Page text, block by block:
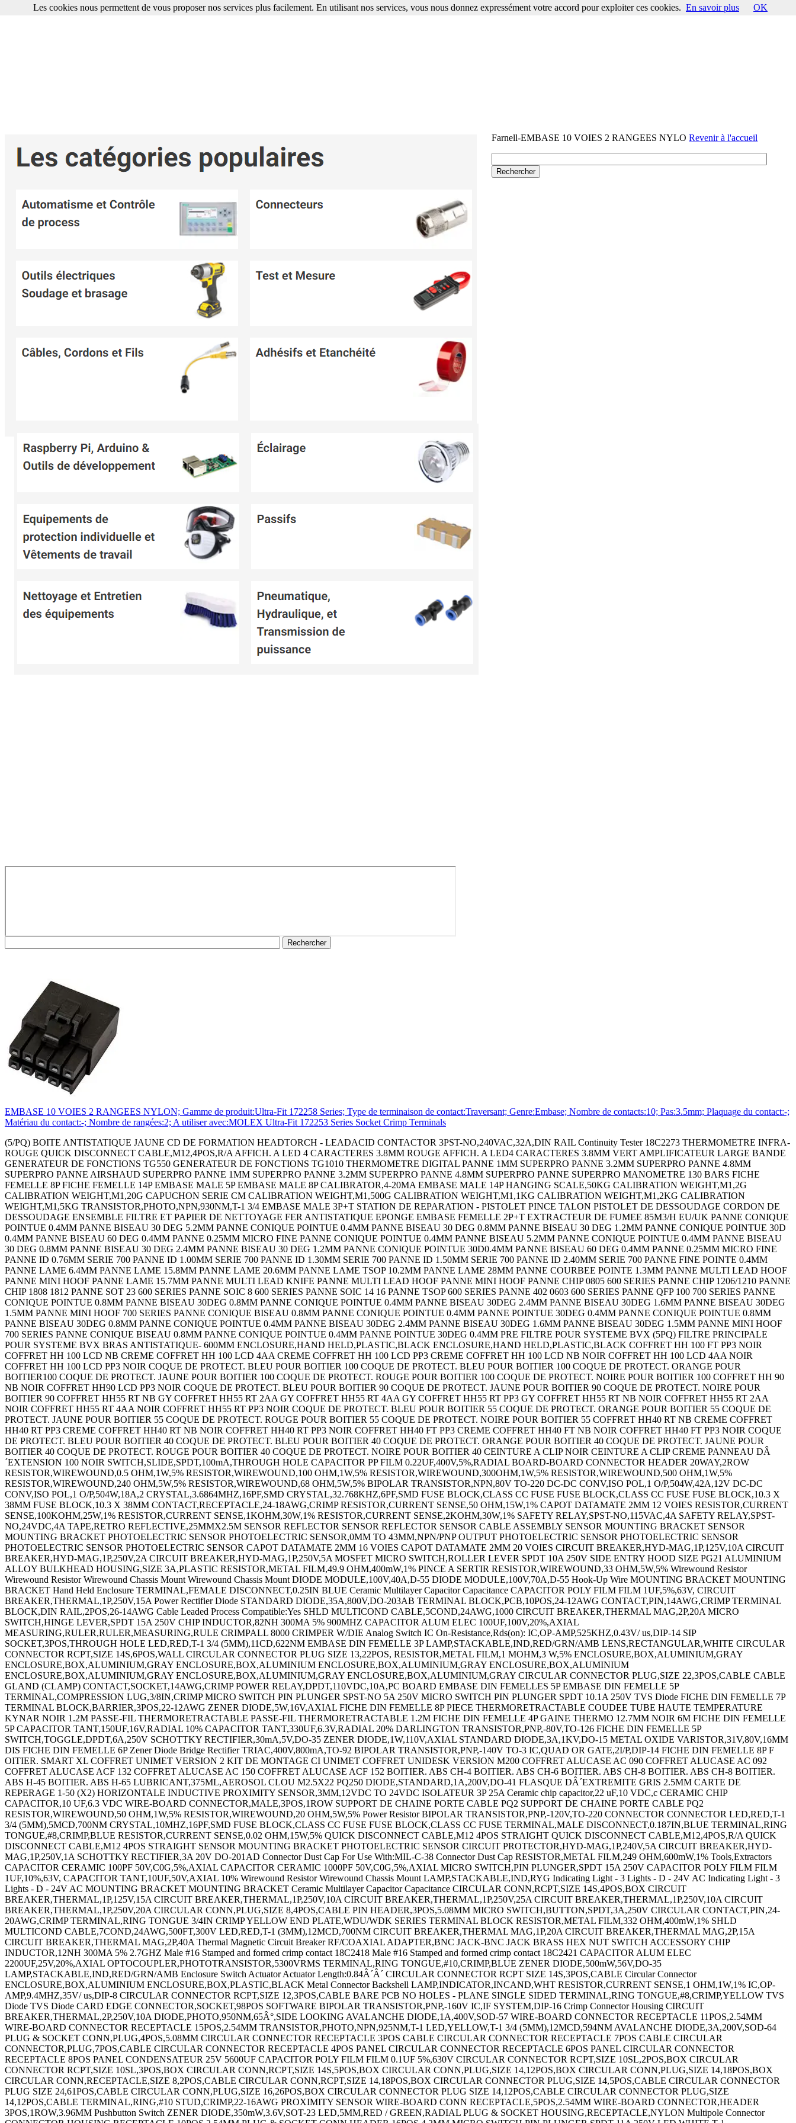
Farnell-EMBASE 10 VOIES 2 RANGEES NYLORevenir à l'accueil
EMBASE 10 VOIES 2 RANGEES NYLON; Gamme de produit:Ultra-Fit 172258 Series; Type de terminaison de contact:Traversant; Genre:Embase; Nombre de contacts:10; Pas:3.5mm; Plaquage du contact:-;
Matériau du contact:-; Nombre de rangées:2; A utiliser avec:MOLEX Ultra-Fit 172253 Series Socket Crimp Terminals
(5/PQ) BOITE ANTISTATIQUE JAUNE CD DE FORMATION HEADTORCH - LEADACID CONTACTOR 3PST-NO,240VAC,32A,DIN RAIL Continuity Tester 18C2273 THERMOMETRE INFRA-
ROUGE QUICK DISCONNECT CABLE,M12,4POS,R/A AFFICH. A LED 4 CARACTERES 3.8MM ROUGE AFFICH. A LED4 CARACTERES 3.8MM VERT AMPLIFICATEUR LARGE BANDE
GENERATEUR DE FONCTIONS TG550 GENERATEUR DE FONCTIONS TG1010 THERMOMETRE DIGITAL PANNE 1MM SUPERPRO PANNE 3.2MM SUPERPRO PANNE 4.8MM
SUPERPRO PANNE AIRSHAUD SUPERPRO PANNE 1MM SUPERPRO PANNE 3.2MM SUPERPRO PANNE 4.8MM SUPERPRO PANNE SUPERPRO MANOMETRE 130 BARS FICHE
FEMELLE 8P FICHE FEMELLE 14P EMBASE MALE 5P EMBASE MALE 8P CALIBRATOR,4-20MA EMBASE MALE 14P HANGING SCALE,50KG CALIBRATION WEIGHT,M1,2G
CALIBRATION WEIGHT,M1,20G CAPUCHON SERIE CM CALIBRATION WEIGHT,M1,500G CALIBRATION WEIGHT,M1,1KG CALIBRATION WEIGHT,M1,2KG CALIBRATION
WEIGHT,M1,5KG TRANSISTOR,PHOTO,NPN,930NM,T-1 3/4 EMBASE MALE 3P+T STATION DE REPARATION - PISTOLET PINCE TALON PISTOLET DE DESSOUDAGE CORDON DE
DESSOUDAGE ENSEMBLE FILTRE ET PAPIER DE NETTOYAGE FER ANTISTATIQUE EPONGE EMBASE FEMELLE 2P+T EXTRACTEUR DE FUMEE 85M3/H EU/UK PANNE CONIQUE
POINTUE 0.4MM PANNE BISEAU 30 DEG 5.2MM PANNE CONIQUE POINTUE 0.4MM PANNE BISEAU 30 DEG 0.8MM PANNE BISEAU 30 DEG 1.2MM PANNE CONIQUE POINTUE 30D
0.4MM PANNE BISEAU 60 DEG 0.4MM PANNE 0.25MM MICRO FINE PANNE CONIQUE POINTUE 0.4MM PANNE BISEAU 5.2MM PANNE CONIQUE POINTUE 0.4MM PANNE BISEAU
30 DEG 0.8MM PANNE BISEAU 30 DEG 2.4MM PANNE BISEAU 30 DEG 1.2MM PANNE CONIQUE POINTUE 30D0.4MM PANNE BISEAU 60 DEG 0.4MM PANNE 0.25MM MICRO FINE
PANNE ID 0.76MM SERIE 700 PANNE ID 1.00MM SERIE 700 PANNE ID 1.30MM SERIE 700 PANNE ID 1.50MM SERIE 700 PANNE ID 2.40MM SERIE 700 PANNE FINE POINTE 0.4MM
PANNE LAME 6.4MM PANNE LAME 15.8MM PANNE LAME 20.6MM PANNE LAME TSOP 10.2MM PANNE LAME 28MM PANNE COURBEE POINTE 1.3MM PANNE MULTI LEAD HOOF
PANNE MINI HOOF PANNE LAME 15.7MM PANNE MULTI LEAD KNIFE PANNE MULTI LEAD HOOF PANNE MINI HOOF PANNE CHIP 0805 600 SERIES PANNE CHIP 1206/1210 PANNE
CHIP 1808 1812 PANNE SOT 23 600 SERIES PANNE SOIC 8 600 SERIES PANNE SOIC 14 16 PANNE TSOP 600 SERIES PANNE 402 0603 600 SERIES PANNE QFP 100 700 SERIES PANNE
CONIQUE POINTUE 0.8MM PANNE BISEAU 30DEG 0.8MM PANNE CONIQUE POINTUE 0.4MM PANNE BISEAU 30DEG 2.4MM PANNE BISEAU 30DEG 1.6MM PANNE BISEAU 30DEG
1.5MM PANNE MINI HOOF 700 SERIES PANNE CONIQUE BISEAU 0.8MM PANNE CONIQUE POINTUE 0.4MM PANNE POINTUE 30DEG 0.4MM PANNE CONIQUE POINTUE 0.8MM
PANNE BISEAU 30DEG 0.8MM PANNE CONIQUE POINTUE 0.4MM PANNE BISEAU 30DEG 2.4MM PANNE BISEAU 30DEG 1.6MM PANNE BISEAU 30DEG 1.5MM PANNE MINI HOOF
700 SERIES PANNE CONIQUE BISEAU 0.8MM PANNE CONIQUE POINTUE 0.4MM PANNE POINTUE 30DEG 0.4MM PRE FILTRE POUR SYSTEME BVX (5PQ) FILTRE PRINCIPALE
POUR SYSTEME BVX BRAS ANTISTATIQUE- 600MM ENCLOSURE,HAND HELD,PLASTIC,BLACK ENCLOSURE,HAND HELD,PLASTIC,BLACK COFFRET HH 100 FT PP3 NOIR
COFFRET HH 100 LCD NB CREME COFFRET HH 100 LCD 4AA CREME COFFRET HH 100 LCD PP3 CREME COFFRET HH 100 LCD NB NOIR COFFRET HH 100 LCD 4AA NOIR
COFFRET HH 100 LCD PP3 NOIR COQUE DE PROTECT. BLEU POUR BOITIER 100 COQUE DE PROTECT. BLEU POUR BOITIER 100 COQUE DE PROTECT. ORANGE POUR
BOITIER100 COQUE DE PROTECT. JAUNE POUR BOITIER 100 COQUE DE PROTECT. ROUGE POUR BOITIER 100 COQUE DE PROTECT. NOIRE POUR BOITIER 100 COFFRET HH 90
NB NOIR COFFRET HH90 LCD PP3 NOIR COQUE DE PROTECT. BLEU POUR BOITIER 90 COQUE DE PROTECT. JAUNE POUR BOITIER 90 COQUE DE PROTECT. NOIRE POUR
BOITIER 90 COFFRET HH55 RT NB GY COFFRET HH55 RT 2AA GY COFFRET HH55 RT 4AA GY COFFRET HH55 RT PP3 GY COFFRET HH55 RT NB NOIR COFFRET HH55 RT 2AA
NOIR COFFRET HH55 RT 4AA NOIR COFFRET HH55 RT PP3 NOIR COQUE DE PROTECT. BLEU POUR BOITIER 55 COQUE DE PROTECT. ORANGE POUR BOITIER 55 COQUE DE
PROTECT. JAUNE POUR BOITIER 55 COQUE DE PROTECT. ROUGE POUR BOITIER 55 COQUE DE PROTECT. NOIRE POUR BOITIER 55 COFFRET HH40 RT NB CREME COFFRET
HH40 RT PP3 CREME COFFRET HH40 RT NB NOIR COFFRET HH40 RT PP3 NOIR COFFRET HH40 FT PP3 CREME COFFRET HH40 FT NB NOIR COFFRET HH40 FT PP3 NOIR COQUE
DE PROTECT. BLEU POUR BOITIER 40 COQUE DE PROTECT. BLEU POUR BOITIER 40 COQUE DE PROTECT. ORANGE POUR BOITIER 40 COQUE DE PROTECT. JAUNE POUR
BOITIER 40 COQUE DE PROTECT. ROUGE POUR BOITIER 40 COQUE DE PROTECT. NOIRE POUR BOITIER 40 CEINTURE A CLIP NOIR CEINTURE A CLIP CREME PANNEAU DÂ
´EXTENSION 100 NOIR SWITCH,SLIDE,SPDT,100mA,THROUGH HOLE CAPACITOR PP FILM 0.22UF,400V,5%,RADIAL BOARD-BOARD CONNECTOR HEADER 20WAY,2ROW
RESISTOR,WIREWOUND,0.5 OHM,1W,5% RESISTOR,WIREWOUND,100 OHM,1W,5% RESISTOR,WIREWOUND,300OHM,1W,5% RESISTOR,WIREWOUND,500 OHM,1W,5%
RESISTOR,WIREWOUND,240 OHM,5W,5% RESISTOR,WIREWOUND,68 OHM,5W,5% BIPOLAR TRANSISTOR,NPN,80V TO-220 DC-DC CONV,ISO POL,1 O/P,504W,42A,12V DC-DC
CONV,ISO POL,1 O/P,504W,18A,2 CRYSTAL,3.6864MHZ,16PF,SMD CRYSTAL,32.768KHZ,6PF,SMD FUSE BLOCK,CLASS CC FUSE FUSE BLOCK,CLASS CC FUSE FUSE BLOCK,10.3 X
38MM FUSE BLOCK,10.3 X 38MM CONTACT,RECEPTACLE,24-18AWG,CRIMP RESISTOR,CURRENT SENSE,50 OHM,15W,1% CAPOT DATAMATE 2MM 12 VOIES RESISTOR,CURRENT
SENSE,100KOHM,25W,1% RESISTOR,CURRENT SENSE,1KOHM,30W,1% RESISTOR,CURRENT SENSE,2KOHM,30W,1% SAFETY RELAY,SPST-NO,115VAC,4A SAFETY RELAY,SPST-
NO,24VDC,4A TAPE,RETRO REFLECTIVE,25MMX2.5M SENSOR REFLECTOR SENSOR REFLECTOR SENSOR CABLE ASSEMBLY SENSOR MOUNTING BRACKET SENSOR
MOUNTING BRACKET PHOTOELECTRIC SENSOR PHOTOELECTRIC SENSOR,0MM TO 43MM,NPN/PNP OUTPUT PHOTOELECTRIC SENSOR PHOTOELECTRIC SENSOR
PHOTOELECTRIC SENSOR PHOTOELECTRIC SENSOR CAPOT DATAMATE 2MM 16 VOIES CAPOT DATAMATE 2MM 20 VOIES CIRCUIT BREAKER,HYD-MAG,1P,125V,10A CIRCUIT
BREAKER,HYD-MAG,1P,250V,2A CIRCUIT BREAKER,HYD-MAG,1P,250V,5A MOSFET MICRO SWITCH,ROLLER LEVER SPDT 10A 250V SIDE ENTRY HOOD SIZE PG21 ALUMINIUM
ALLOY BULKHEAD HOUSING,SIZE 3A,PLASTIC RESISTOR,METAL FILM,49.9 OHM,400mW,1% PINCE A SERTIR RESISTOR,WIREWOUND,33 OHM,5W,5% Wirewound Resistor
Wirewound Resistor Wirewound Chassis Mount Wirewound Chassis Mount DIODE MODULE,100V,40A,D-55 DIODE MODULE,100V,70A,D-55 Hook-Up Wire MOUNTING BRACKET MOUNTING
BRACKET Hand Held Enclosure TERMINAL,FEMALE DISCONNECT,0.25IN BLUE Ceramic Multilayer Capacitor Capacitance CAPACITOR POLY FILM FILM 1UF,5%,63V, CIRCUIT
BREAKER,THERMAL,1P,250V,15A Power Rectifier Diode STANDARD DIODE,35A,800V,DO-203AB TERMINAL BLOCK,PCB,10POS,24-12AWG CONTACT,PIN,14AWG,CRIMP TERMINAL
BLOCK,DIN RAIL,2POS,26-14AWG Cable Leaded Process Compatible:Yes SHLD MULTICOND CABLE,5COND,24AWG,1000 CIRCUIT BREAKER,THERMAL MAG,2P,20A MICRO
SWITCH,HINGE LEVER,SPDT 15A 250V CHIP INDUCTOR,82NH 300MA 5% 900MHZ CAPACITOR ALUM ELEC 100UF,100V,20%,AXIAL
MEASURING,RULER,RULER,MEASURING,RULE CRIMPALL 8000 CRIMPER W/DIE Analog Switch IC On-Resistance,Rds(on): IC,OP-AMP,525KHZ,0.43V/ us,DIP-14 SIP
SOCKET,3POS,THROUGH HOLE LED,RED,T-1 3/4 (5MM),11CD,622NM EMBASE DIN FEMELLE 3P LAMP,STACKABLE,IND,RED/GRN/AMB LENS,RECTANGULAR,WHITE CIRCULAR
CONNECTOR RCPT,SIZE 14S,6POS,WALL CIRCULAR CONNECTOR PLUG SIZE 13,22POS, RESISTOR,METAL FILM,1 MOHM,3 W,5% ENCLOSURE,BOX,ALUMINIUM,GRAY
ENCLOSURE,BOX,ALUMINIUM,GRAY ENCLOSURE,BOX,ALUMINIUM ENCLOSURE,BOX,ALUMINIUM,GRAY ENCLOSURE,BOX,ALUMINIUM
ENCLOSURE,BOX,ALUMINIUM,GRAY ENCLOSURE,BOX,ALUMINIUM,GRAY ENCLOSURE,BOX,ALUMINIUM,GRAY CIRCULAR CONNECTOR PLUG,SIZE 22,3POS,CABLE CABLE
GLAND (CLAMP) CONTACT,SOCKET,14AWG,CRIMP POWER RELAY,DPDT,110VDC,10A,PC BOARD EMBASE DIN FEMELLES 5P EMBASE DIN FEMELLE 5P
TERMINAL,COMPRESSION LUG,3/8IN,CRIMP MICRO SWITCH PIN PLUNGER SPST-NO 5A 250V MICRO SWITCH PIN PLUNGER SPDT 10.1A 250V TVS Diode FICHE DIN FEMELLE 7P
TERMINAL BLOCK,BARRIER,3POS,22-12AWG ZENER DIODE,5W,16V,AXIAL FICHE DIN FEMELLE 8P PIECE THERMORETRACTABLE COUDEE TUBE HAUTE TEMPERATURE
KYNAR NOIR 1.2M PASSE-FIL THERMORETRACTABLE PASSE-FIL THERMORETRACTABLE 1.2M FICHE DIN FEMELLE 4P GAINE THERMO 12.7MM NOIR 6M FICHE DIN FEMELLE
5P CAPACITOR TANT,150UF,16V,RADIAL 10% CAPACITOR TANT,330UF,6.3V,RADIAL 20% DARLINGTON TRANSISTOR,PNP,-80V,TO-126 FICHE DIN FEMELLE 5P
SWITCH,TOGGLE,DPDT,6A,250V SCHOTTKY RECTIFIER,30mA,5V,DO-35 ZENER DIODE,1W,110V,AXIAL STANDARD DIODE,3A,1KV,DO-15 METAL OXIDE VARISTOR,31V,80V,16MM
DIS FICHE DIN FEMELLE 6P Zener Diode Bridge Rectifier TRIAC,400V,800mA,TO-92 BIPOLAR TRANSISTOR,PNP,-140V TO-3 IC,QUAD OR GATE,2I/P,DIP-14 FICHE DIN FEMELLE 8P F
OITIER. SMART XL COFFRET UNIMET VERSION 2 KIT DE MONTAGE CI UNIMET COFFRET UNIDESK VERSION M200 COFFRET ALUCASE AC 090 COFFRET ALUCASE AC 092
COFFRET ALUCASE ACF 132 COFFRET ALUCASE AC 150 COFFRET ALUCASE ACF 152 BOITIER. ABS CH-4 BOITIER. ABS CH-6 BOITIER. ABS CH-8 BOITIER. ABS CH-8 BOITIER.
ABS H-45 BOITIER. ABS H-65 LUBRICANT,375ML,AEROSOL CLOU M2.5X22 PQ250 DIODE,STANDARD,1A,200V,DO-41 FLASQUE DÂ´EXTREMITE GRIS 2.5MM CARTE DE
REPERAGE 1-50 (X2) HORIZONTALE INDUCTIVE PROXIMITY SENSOR,3MM,12VDC TO 24VDC ISOLATEUR 3P 25A Ceramic chip capacitor,22 uF,10 VDC,c CERAMIC CHIP
CAPACITOR,10 UF,6.3 VDC WIRE-BOARD CONNECTOR,MALE,3POS,1ROW SUPPORT DE CHAINE PORTE CABLE PQ2 SUPPORT DE CHAINE PORTE CABLE PQ2
RESISTOR,WIREWOUND,50 OHM,1W,5% RESISTOR,WIREWOUND,20 OHM,5W,5% Power Resistor BIPOLAR TRANSISTOR,PNP,-120V,TO-220 CONNECTOR CONNECTOR LED,RED,T-1
3/4 (5MM),5MCD,700NM CRYSTAL,10MHZ,16PF,SMD FUSE BLOCK,CLASS CC FUSE FUSE BLOCK,CLASS CC FUSE TERMINAL,MALE DISCONNECT,0.187IN,BLUE TERMINAL,RING
TONGUE,#8,CRIMP,BLUE RESISTOR,CURRENT SENSE,0.02 OHM,15W,5% QUICK DISCONNECT CABLE,M12 4POS STRAIGHT QUICK DISCONNECT CABLE,M12,4POS,R/A QUICK
DISCONNECT CABLE,M12 4POS STRAIGHT SENSOR MOUNTING BRACKET PHOTOELECTRIC SENSOR CIRCUIT PROTECTOR,HYD-MAG,1P,240V,5A CIRCUIT BREAKER,HYD-
MAG,1P,250V,1A SCHOTTKY RECTIFIER,3A 20V DO-201AD Connector Dust Cap For Use With:MIL-C-38 Connector Dust Cap RESISTOR,METAL FILM,249 OHM,600mW,1% Tools,Extractors CAPACITOR CERAMIC 100PF 50V,C0G,5%,AXIAL CAPACITOR CERAMIC 1000PF 50V,C0G,5%,AXIAL MICRO SWITCH,PIN PLUNGER,SPDT 15A 250V CAPACITOR POLY FILM FILM 1UF,10%,63V, CAPACITOR TANT,10UF,50V,AXIAL 10% Wirewound Resistor Wirewound Chassis Mount LAMP,STACKABLE,IND,RYG Indicating Light - 3 Lights - D - 24V AC Indicating Light - 3 Lights - D - 24V AC MOUNTING BRACKET MOUNTING BRACKET Ceramic Multilayer Capacitor Capacitance CIRCULAR CONN,RCPT,SIZE 14S,4POS,BOX CIRCUIT BREAKER,THERMAL,1P,125V,15A CIRCUIT BREAKER,THERMAL,1P,250V,10A CIRCUIT BREAKER,THERMAL,1P,250V,25A CIRCUIT BREAKER,THERMAL,1P,250V,10A CIRCUIT BREAKER,THERMAL,1P,250V,20A CIRCULAR CONN,PLUG,SIZE 8,4POS,CABLE PIN HEADER,3POS,5.08MM MICRO SWITCH,BUTTON,SPDT,3A,250V CIRCULAR CONTACT,PIN,24-20AWG,CRIMP TERMINAL,RING TONGUE 3/4IN CRIMP YELLOW END PLATE,WDU/WDK SERIES TERMINAL BLOCK RESISTOR,METAL FILM,332 OHM,400mW,1% SHLD MULTICOND CABLE,7COND,24AWG,500FT,300V LED,RED,T-1 (3MM),12MCD,700NM CIRCUIT BREAKER,THERMAL MAG,1P,20A CIRCUIT BREAKER,THERMAL MAG,2P,15A CIRCUIT BREAKER,THERMAL MAG,2P,40A Thermal Magnetic Circuit Breaker RF/COAXIAL ADAPTER,BNC JACK-BNC JACK BRASS HEX NUT SWITCH ACCESSORY CHIP INDUCTOR,12NH 300MA 5% 2.7GHZ Male #16 Stamped and formed crimp contact 18C2418 Male #16 Stamped and formed crimp contact 18C2421 CAPACITOR ALUM ELEC 2200UF,25V,20%,AXIAL OPTOCOUPLER,PHOTOTRANSISTOR,5300VRMS TERMINAL,RING TONGUE,#10,CRIMP,BLUE ZENER DIODE,500mW,56V,DO-35 LAMP,STACKABLE,IND,RED/GRN/AMB Enclosure Switch Actuator Actuator Length:0.84Â´Â´ CIRCULAR CONNECTOR RCPT SIZE 14S,3POS,CABLE Circular Connector ENCLOSURE,BOX,ALUMINIUM ENCLOSURE,BOX,PLASTIC,BLACK Metal Connector Backshell LAMP,INDICATOR,INCAND,WHT RESISTOR,CURRENT SENSE,1 OHM,1W,1% IC,OP-AMP,9.4MHZ,35V/ us,DIP-8 CIRCULAR CONNECTOR RCPT,SIZE 12,3POS,CABLE BARE PCB NO HOLES - PLANE SINGLE SIDED TERMINAL,RING TONGUE,#8,CRIMP,YELLOW TVS Diode TVS Diode CARD EDGE CONNECTOR,SOCKET,98POS SOFTWARE BIPOLAR TRANSISTOR,PNP,-160V IC,IF SYSTEM,DIP-16 Crimp Connector Housing CIRCUIT BREAKER,THERMAL,2P,250V,10A DIODE,PHOTO,950NM,65Â°,SIDE LOOKING AVALANCHE DIODE,1A,400V,SOD-57 WIRE-BOARD CONNECTOR RECEPTACLE 11POS,2.54MM WIRE-BOARD CONNECTOR RECEPTACLE 15POS,2.54MM TRANSISTOR,PHOTO,NPN,925NM,T-1 LED,YELLOW,T-1 3/4 (5MM),12MCD,594NM AVALANCHE DIODE,3A,200V,SOD-64 PLUG & SOCKET CONN,PLUG,4POS,5.08MM CIRCULAR CONNECTOR RECEPTACLE 3POS CABLE CIRCULAR CONNECTOR RECEPTACLE 7POS CABLE CIRCULAR CONNECTOR,PLUG,7POS,CABLE CIRCULAR CONNECTOR RECEPTACLE 4POS PANEL CIRCULAR CONNECTOR RECEPTACLE 6POS PANEL CIRCULAR CONNECTOR RECEPTACLE 8POS PANEL CONDENSATEUR 25V 5600UF CAPACITOR POLY FILM FILM 0.1UF 5%,630V CIRCULAR CONNECTOR RCPT,SIZE 10SL,2POS,BOX CIRCULAR CONNECTOR RCPT,SIZE 10SL,3POS,BOX CIRCULAR CONN,RCPT,SIZE 14S,5POS,BOX CIRCULAR CONN,PLUG,SIZE 14,12POS,BOX CIRCULAR CONN,PLUG,SIZE 14,18POS,BOX CIRCULAR CONN,RECEPTACLE,SIZE 8,2POS,CABLE CIRCULAR CONN,RCPT,SIZE 14,18POS,BOX CIRCULAR CONNECTOR PLUG,SIZE 14,5POS,CABLE CIRCULAR CONNECTOR PLUG SIZE 24,61POS,CABLE CIRCULAR CONN,PLUG,SIZE 16,26POS,BOX CIRCULAR CONNECTOR PLUG SIZE 14,12POS,CABLE CIRCULAR CONNECTOR PLUG,SIZE 14,12POS,CABLE TERMINAL,RING,#10 STUD,CRIMP,22-16AWG PROXIMITY SENSOR WIRE-BOARD CONN RECEPTACLE,5POS,2.54MM WIRE-BOARD CONNECTOR,HEADER 3POS,1ROW,3.96MM Pushbutton Switch ZENER DIODE,350mW,3.6V,SOT-23 LED,5MM,RED / GREEN,RADIAL PLUG & SOCKET HOUSING,RECEPTACLE,NYLON Multipole Connector CONNECTOR HOUSING,RECEPTACLE 10POS,2.54MM PLUG & SOCKET CONN,HEADER,16POS,4.2MM MICRO SWITCH,PIN PLUNGER,SPDT 11A 250V LED,WHITE,T-1 (3MM),2.25CD,550NM LED,BLUE,T-1 (3MM),250MCD,466NM ROUND KNOB,6.35MM CAPACITOR CERAMIC 12PF 50V,C0G,5%,080 STRAIN RELIEF COVER KIT,POLYPHENYLENE CAPACITOR CERAMIC 0.022UF 100V,X7R,10% CAPACITOR CERAMIC,0.1UF,50V,X7R,10%,1210 CAPACITOR TANT,220UF,10V,0.065 OHM,0.1,SMD ENCLOSURE,WALL MOUNT,ALUMINIUM ENCLOSURE,WALL MOUNT,ALUMINIUM STATIC PROTECTION PLUG & SOCKET CONN,HEADER,6POS,4.2MM FEMALE SCREW LOCK KIT,#4-40 POWER RELAY,DPDT,115VAC,3A,PLUG IN TERMINAL,RING TONGUE,#6,CRIMP,RED TERMINAL,RING TONGUE,#6,CRIMP,RED TERMINAL,RING TONGUE,#4,CRIMP LAMP,FLUORESCENT,BI-PIN,34W GROUNDING CORD GROUNDING CORD BOARD-BOARD CONN,HEADER,36WAY,1ROW HALL EFFECT MAGNETIC SENSOR CIRCULAR CONN,RCPT,SIZE 14,12POS,BOX Terminal TERMINAL,RING TONGUE,#8,CRIMP,RED TERMINAL,RING TONGUE,#10,CRIMP YELLOW CONTACT,SOCKET,SOLDER TERMINAL,MALE DISCONNECT,0.25IN,BLUE TERMINAL,FEMALE DISCONNECT,0.187IN RED TERMINAL,FEMALE DISCONNECT,0.11IN,RED TERMINAL,FEMALE DISCONNECT,0.187IN RED TERMINAL,RING TONGUE,5/16IN,CRIMP CAPACITOR CERAMIC 0.033UF 100V,X7R,10%,RAD CAPACITOR CERAMIC 220PF,1000V,X5F,10%,RAD TERMINAL,RING TONGUE,#4,CRIMP,RED TERMINAL,RING TONGUE,#8,CRIMP,RED TERMINAL,RING TONGUE,#10,CRIMP YELLOW TERMINAL,SPADE/FORK,#8,CRIMP,BLUE TERMINAL,CLOSED END SPLICE,RED TERMINAL,RING TONGUE,#6,CRIMP,BLUE TERMINAL,RING TONGUE,#10,CRIMP YELLOW TERMINAL,RING TONGUE,#6,CRIMP,RED TERMINAL,RING TONGUE 1/4IN CRIMP YELLOW TERMINAL,RING TONGUE,#2,CRIMP TERMINAL,SPADE/FORK,#4,CRIMP TERMINAL,RING TONGUE,#6,CRIMP,BLUE TERMINAL,RING TONGUE,#6,CRIMP,RED SWITCH,ROCKER,DPST,10A,250V,ORANGE CONTACT,SOCKET,30-26AWG,CRIMP CIRCULAR CONNECTOR,PLUG,7POS,CABLE RESISTOR,METAL FILM,3.32KOHM,600mW,1% RESISTOR,METAL FILM,51.1 OHM,600mW,1% RESISTOR,METAL FILM,75KOHM,600mW,1% RESISTOR,METAL FILM,7.5KOHM,600mW,1% Analog/Digital Converter IC Number of Bi IC,OP-AMP,2MHZ,15V/Âµs,SOIC-8 IC,AUDIO PWR AMP,CLASS AB 700mW MSOP-8 ENCLOSURE,WALL MOUNT POLYCARBONATE GRAY N CHANNEL MOSFET,400V,3A TO-205AF ENCLOSURES,ACCESSORIES TERMINAL,FEMALE DISCONNECT,0.187IN BLUE TACHOMETER CIRCULAR CONNECTOR PLUG SIZE 11,13POS,CABLE SWITCH,ROCKER,DPST,10A,250V,BLACK IR EMITTER,940NM,T-1 3/4,THROUGH HOLE TERMINAL BLOCK JUMPER,10WAY RESISTOR,METAL FILM,9.09KOHM,250mW,1% STRAIGHT KEY POWER RELAY,4PDT,24VDC,6A,PLUG IN KEYCAP ENCLOSURE MULTIPURPOSE POLYCARBONATE RED MICRO SW,SPRING PLUNGER,SPDT,25A 250V WIRE-BOARD CONNECTOR RECEPTACLE,7POS,2.54MM CONTACT,PIN,30-26AWG,CRIMP CIRCULAR CONTACT,PIN,18-14AWG,CRIMP CIRCULAR CONN,RCPT,SIZE 20,17POS,BOX CIRCULAR CONNECTOR PLUG SIZE 14S,5POS,CABLE CIRCULAR CONNECTOR PLUG SIZE 14S,3POS,CABLE CIRCULAR CONNECTOR PLUG,SIZE 16,3POS,CABLE CIRCULAR CONN,RCPT,SIZE 12,10POS,BOX CIRCULAR CONN,RCPT,SIZE 12,3POS,BOX CIRCULAR CONN,PLUG,SIZE 16,8POS,BOX CIRCULAR CONN,RCPT,SIZE 16,8POS,BOX CIRCULAR CONN,RCPT,SIZE 18,32POS,BOX CIRCULAR CONNECTOR PLUG,SIZE 12,3POS,CABLE CIRCULAR CONNECTOR PLUG,SIZE 16,8POS,CABLE CIRCULAR CONNECTOR PLUG,SIZE 16,8POS,CABLE CIRCULAR CONN,RCPT,SIZE 10,6POS,BOX CIRCULAR CONN,RCPT,SIZE 16,26POS,BOX CIRCULAR CONN,RCPT,SIZE 16,26POS,BOX CIRCULAR CONN,RCPT,SIZE 18,32POS,BOX CIRCULAR CONN,RCPT,SIZE 20,41POS,BOX CIRCULAR CONNECTOR,PLUG,12-10P,CABLE CIRCULAR CONNECTOR PLUG,SIZE 12,3POS,CABLE CIRCULAR CONNECTOR PLUG SIZE 16,26POS,CABLE CIRC stor STRAIN RELIEF,14WAY CIRCUIT BREAKER,THERMAL,1P,250V,5A SPXO,10MHZ,SMD CRYSTAL,18.432MHZ,20PF,SMD CRYSTAL,12MHZ,16PF,SMD RF/COAXIAL ADAPTER,N JACK-7/16 DIN PLUG FUSE BLOCK,CLASS CC FUSE FUSE HOLDER Switch Knob Alphanumeric LED Display Panel FERRITE BEAD,0.2OHM,300mA,0805 FERRITE CORE,CYLINDRICAL Thick Film Resistor Series:MP900 RESISTOR,CURRENT SENSE,5KOHM,25W,1% LOOP POWERED METER SAFETY RELAY,2NO,24VDC,6A QUICK DISCONNECT CABLE,M12,4POS,R/A PHOTOELECTRIC SENSOR PHOTOELECTRIC SENSOR SCREENCLENS Photoelectric Sensor KIT DE NETTOYAGE PHOTOELECTRIC SENSOR POWER RELAY,SPDT,12VDC,10A,PC BOARD CHIFFONS DE NETTOYAGE SWITCH,SAFETY INTERLOCK,2NC/1NO,10A SENSOR MOUNTING BRACKET PHOTOELECTRIC SENSOR PHOTOELECTRIC SENSOR PHOTOELECTRIC SENSOR PHOTOELECTRIC SENSOR PHOTOELECTRIC SENSOR PHOTOELECTRIC SENSOR PHOTOELECTRIC SENSOR PHOTOELECTRIC SENSOR PHOTOELECTRIC SENSOR PHOTOELECTRIC SENSOR PHOTOELECTRIC SENSOR PHOTOELECTRIC SENSOR PHOTOELECTRIC SENSOR PHOTOELECTRIC SENSOR PHOTOELECTRIC SENSOR PHOTOELECTRIC SENSOR PHOTOELECTRIC SENSOR PHOTOELECTRIC SENSOR CAPACITANCE:18000PF CAPACITOR PP FILM 0.047UF,400V,5%,RADIAL CAPACITOR CERAMIC 1500PF,50V,X7R,10%,0402 CAPACITOR CERAMIC 47PF 50V,C0G,5%,0402 CAPACITOR CERAMIC,680PF,50V,X7R,10%,0402 CIRCUIT BREAKER,HYD-MAG,1P,125V,10A CIRCUIT BREAKER,HYD-MAG,1P,250V,2A CIRCUIT BREAKER,HYD-MAG,1P,250V,10A SHLD MULTIPR CABLE 10PR 100FT 300V CHR TRIMMER,POTENTIOMETER,5KOHM 12TURN THRU HOLE TRIMMER,POT 10KOHM 22TURN Panel Cermet Potentiometer Resistance Toleranc CIRCUIT BREAKER,HYD-MAG,1P,240V,20A CIRCUIT BREAKER,HYD-MAG,1P,240V,5A UNSHLD SOOW CORD 2COND 12AWG 250FT 600V TRIMMER,POTENTIOMETER,5KOHM 25TURN THRU HOLE TRIMMER,POTENTIOMETER,100KOHM 12TURN THRU HOLE TRIMMER,POTENTIOMETER,100 OHM 12TURN THRU HOLE TRIMMER,POTENTIOMETER,500 OHM 12TURN THRU HOLE POT,COND PLASTIC,5MOHM,20%,2W PLUG DUST CAP Proximity Sensor Proximity Sensor Input LIMIT SWITCH CONNECTEUR BORD DE CARTE 20 VOIES CONNECTEUR DIP 20V CONNECTEUR DIP 34V CONNECTEUR DIP 64V HE10 FEMELLE 14V ST FIBER OPTIC CONNECTOR 62.5/125?M MULTIMODE MODULAR BATTERY CONTACT,2 WAY,3A Lamps,Indicator Leaded Process Compatib TERMINAL,RING TONGUE,1/2IN,CRIMP TERMINAL,RING TONGUE,#10,CRIMP FERRITE CORE,CYLINDRICAL,220 OHM/100MHZ,300MHZ CONDENSATEUR SERIES:101 Hook-Up Wire Number of Conductors:1 ENCLOSURES,ACCESSORIES ENCLOSURE,JUNCTION BOX,STEEL,GRAY HOLE SEAL,STEEL,22MM HOLE SEAL,STAINLESS STEEL,27MM ENCLOSURE,WALL MOUNT,STEEL,GRAY EMBASE SIL 18V STAINLESS STEEL MOUNTING BRACKET KIT EMBASE SIL 8V EMBASE SIL 14V Wirewound Resistor Thick Film Resistor Series:HD Thick Film Resistor Series:HD Wirewound Resistor Series:PV Wirewound Resistor Wirewound Resistor Series:200 CAT5E RJ45 MODULAR JACK,8POS,1 PORT EMBASE MALE SUB-D COUDEE PLAST. 9 V EMBASE FEM. SUB-D COUDEE PLAST. 9 V EMBASE FEM. SUB-D COUDEE PLAST. 25 V DIODE MODULE,600V,70A,D-55 IC,PRECISION COMP,DUAL,1.3 uS,SOIC-8 LAMP,INCANDESCENT,BI PIN,12V TERMINAL,WIDE ROLL EYELET,0.07IN,THD TERMINAL,RING TONGUE,#8,CRIMP NATURAL LAMP,STACKABLE,INDICATOR,RED Indicating Light - 1 Light - D - 24V AC/ Indicating Light - 2 Lights - P - 24V AC LAMP STACKABLE IND RED/
Les cookies nous permettent de vous proposer nos services plus facilement. En utilisant nos services, vous nous donnez expressément votre accord pour exploiter ces cookies. En savoir plus OK